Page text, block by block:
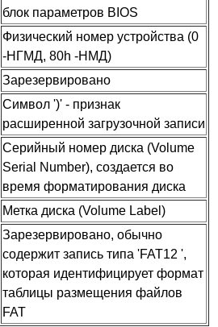
блок параметров BIOS
Физический номер устройства (0
-НГМД, 80h -НМД)
Зарезервировано
Символ ')' - признак
расширенной загрузочной записи
Серийный номер диска (Volume
Serial Number), создается во
время форматирования диска
Метка диска (Volume Label)
Зарезервировано, обычно
содержит запись типа 'FAT12 ',
которая идентифицирует формат
таблицы размещения файлов
FAT